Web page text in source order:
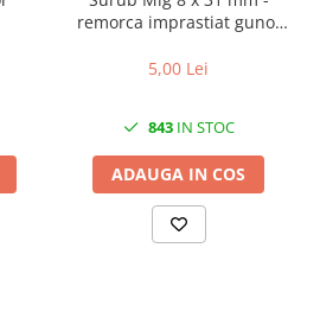
discuri
remorca imprastiat gunoi
5,00 Lei
843IN STOC
ADAUGA IN COS